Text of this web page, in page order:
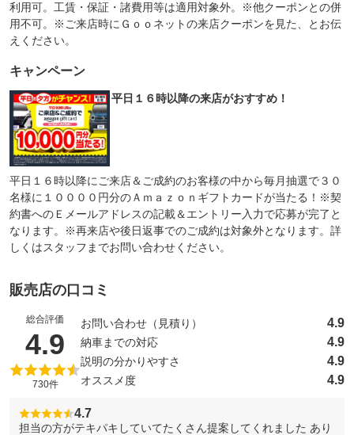
利用可。工賃・保証・諸費用等は適用対象外。※他クーポンとの併
用不可。※ご来店時にＧｏｏネットの来店クーポンを見た、とお伝
えください。
キャンペーン
平日１６時以降の来店がおすすめ！
平日１６時以降にご来店＆ご成約のお客様の中から毎月抽選で３０
名様に１００００円分のＡｍａｚｏｎギフトカードが当たる！※契
約書へのＥメールアドレスの記載＆エントリー入力で応募が完了と
なります。※再来店や後日返事でのご成約は対象外となります。詳
しくはスタッフまでお問い合わせください。
販売店の口コミ
総合評価
4.9 （5点満点中）
730件
お問い合わせ（見積り） 4.9
納車までの対応 4.9
説明の分かりやすさ 4.9
オススメ度 4.9
4.7
担当の方がテキパキしていてたくさん提案してくれました あり